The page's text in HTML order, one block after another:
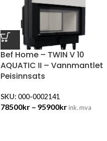
Bef Home – TWIN V 10
AQUATIC II – Vannmantlet
Peisinnsats
SKU: 000-0002141
78500kr – 95900krink. mva